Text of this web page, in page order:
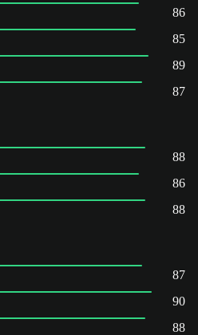
86
85
89
87
88
86
88
87
90
88